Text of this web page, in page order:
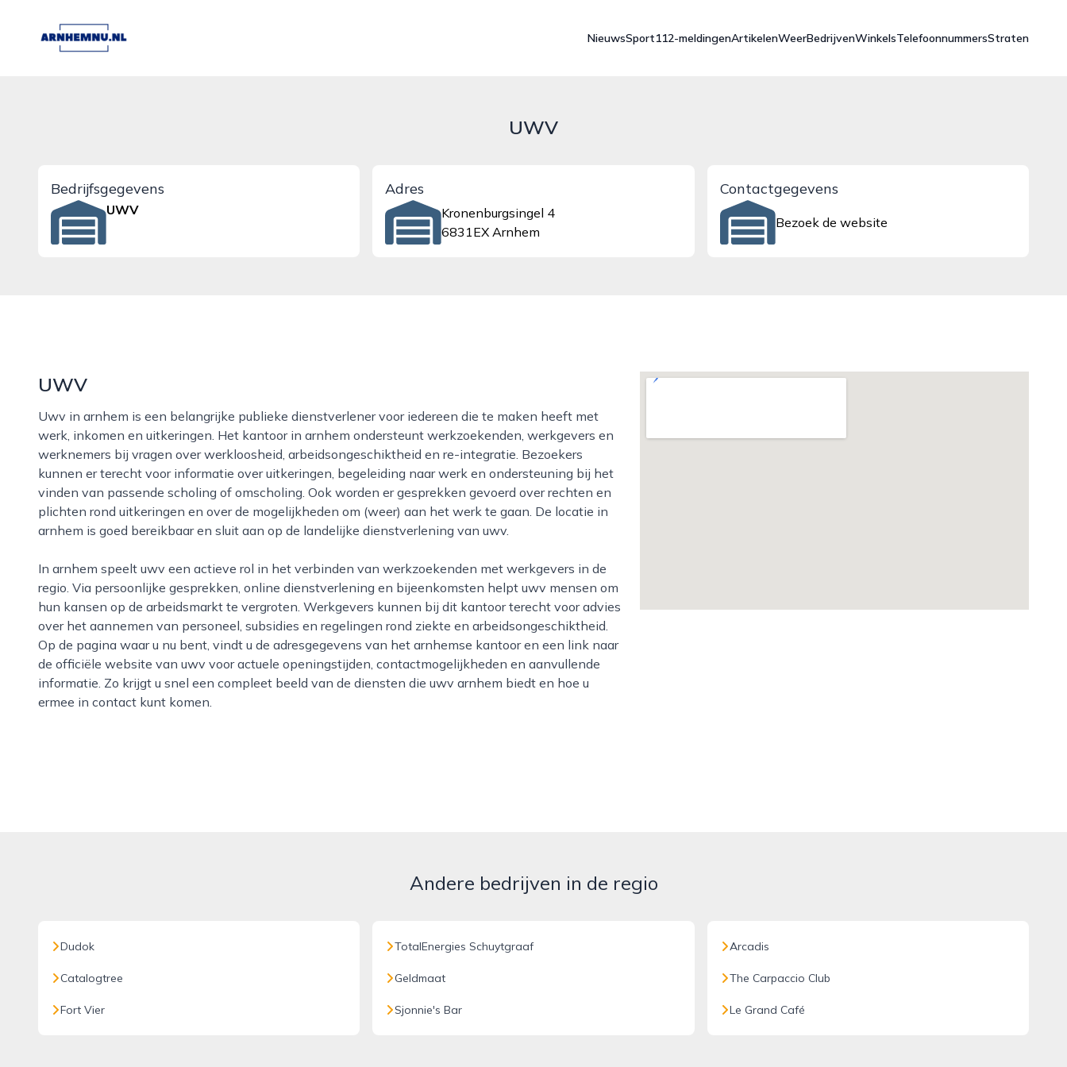
arnhemnu.nl
NieuwsSport112-meldingenArtikelenWeerBedrijvenWinkelsTelefoonnummersStraten
UWV
Bedrijfsgegevens
UWV
Adres
Kronenburgsingel 4
6831EX Arnhem
Contactgegevens
Bezoek de website
UWV
Uwv in arnhem is een belangrijke publieke dienstverlener voor iedereen die te maken heeft met
werk, inkomen en uitkeringen. Het kantoor in arnhem ondersteunt werkzoekenden, werkgevers en
werknemers bij vragen over werkloosheid, arbeidsongeschiktheid en re-integratie. Bezoekers
kunnen er terecht voor informatie over uitkeringen, begeleiding naar werk en ondersteuning bij het
vinden van passende scholing of omscholing. Ook worden er gesprekken gevoerd over rechten en
plichten rond uitkeringen en over de mogelijkheden om (weer) aan het werk te gaan. De locatie in
arnhem is goed bereikbaar en sluit aan op de landelijke dienstverlening van uwv.
In arnhem speelt uwv een actieve rol in het verbinden van werkzoekenden met werkgevers in de
regio. Via persoonlijke gesprekken, online dienstverlening en bijeenkomsten helpt uwv mensen om
hun kansen op de arbeidsmarkt te vergroten. Werkgevers kunnen bij dit kantoor terecht voor advies
over het aannemen van personeel, subsidies en regelingen rond ziekte en arbeidsongeschiktheid.
Op de pagina waar u nu bent, vindt u de adresgegevens van het arnhemse kantoor en een link naar
de officiële website van uwv voor actuele openingstijden, contactmogelijkheden en aanvullende
informatie. Zo krijgt u snel een compleet beeld van de diensten die uwv arnhem biedt en hoe u
ermee in contact kunt komen.
Andere bedrijven in de regio
Dudok
Catalogtree
Fort Vier
TotalEnergies Schuytgraaf
Geldmaat
Sjonnie's Bar
Arcadis
The Carpaccio Club
Le Grand Café